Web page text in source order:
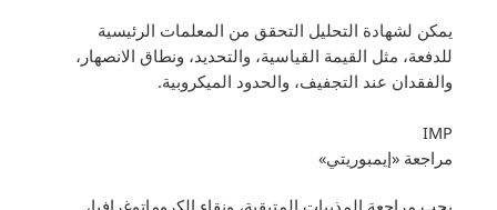
يمكن لشهادة التحليل التحقق من المعلمات الرئيسية
للدفعة، مثل القيمة القياسية، والتحديد، ونطاق الانصهار،
والفقدان عند التجفيف، والحدود الميكروبية.
IMP
مراجعة «إيمبوريتي»